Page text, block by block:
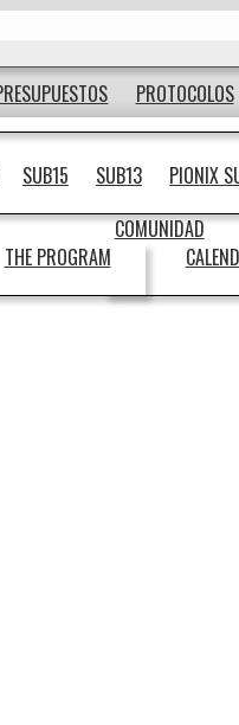
PROTOCOLOS
SUB15 SUB13 PIONIX
THE PROGRAM
COMUNIDAD